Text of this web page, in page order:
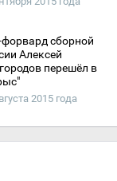
форвард сборной
Алексей
перешёл в
2015 года